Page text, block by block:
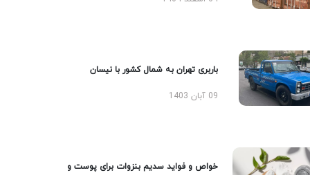
باربری تهران به شمال کشور با نیسان
09 آبان 1403
خواص و فواید سدیم بنزوات برای پوست و